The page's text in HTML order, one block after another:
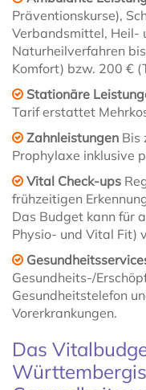
Präventionskurse),
Verbandsmittel, Heil-
Naturheilverfahren
Komfort) bzw. 200 €
Stationäre
Tarif erstattet
Zahnleistungen Bis
Prophylaxe inklusive
Vital Check-ups
frühzeitigen
Das Budget kann für
Physio- und Vital Fit)
Gesundheits-/
Gesundheitstelefon
Vorerkrankungen.
Das